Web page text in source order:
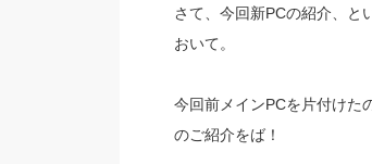
さて、今回新PCの紹介、と
おいて。
今回前メインPCを片付けた
のご紹介をば！